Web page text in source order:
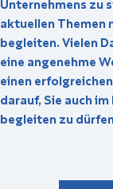
aktuellen Themen
begleiten. Vielen
eine angenehme
einen
darauf, Sie auch
begleiten zu